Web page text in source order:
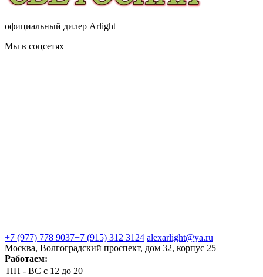
официальный дилер Arlight
Мы в соцсетях
+7 (977) 778 9037+7 (915) 312 3124 alexarlight@ya.ru
Москва, Волгоградский проспект, дом 32, корпус 25
Работаем:
ПН - ВС с 12 до 20